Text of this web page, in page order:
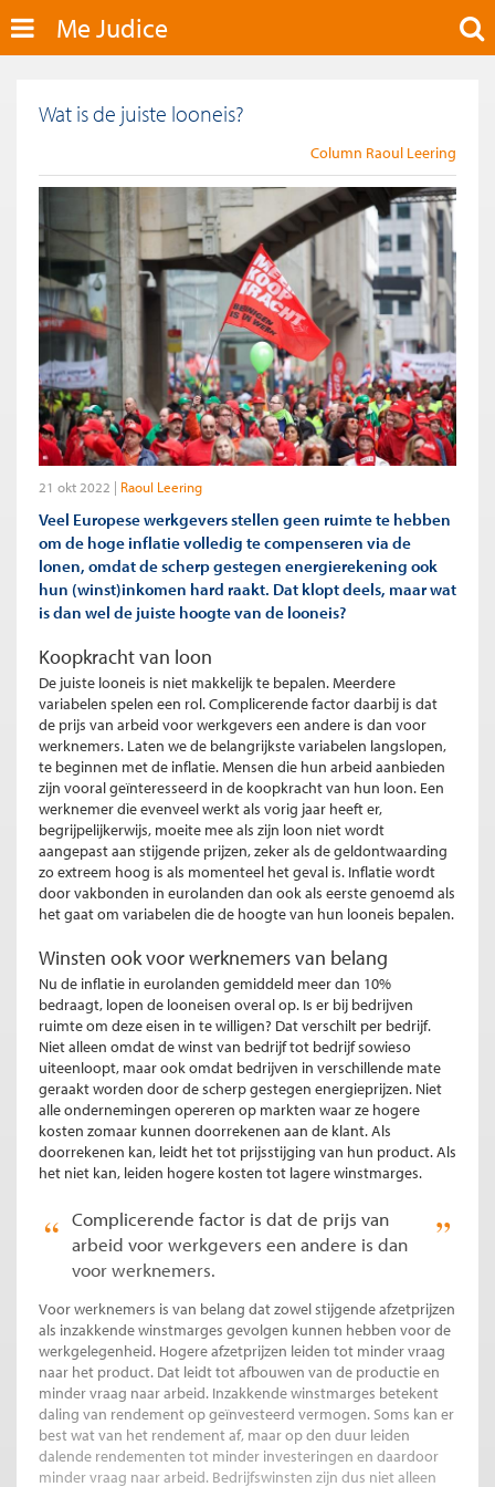
Me Judice
Wat is de juiste looneis?
Column Raoul Leering
21 okt 2022 Raoul Leering
Veel Europese werkgevers stellen geen ruimte te hebben
om de hoge inflatie volledig te compenseren via de
lonen, omdat de scherp gestegen energierekening ook
hun (winst)inkomen hard raakt. Dat klopt deels, maar wat
is dan wel de juiste hoogte van de looneis?
Koopkracht van loon
De juiste looneis is niet makkelijk te bepalen. Meerdere
variabelen spelen een rol. Complicerende factor daarbij is dat
de prijs van arbeid voor werkgevers een andere is dan voor
werknemers. Laten we de belangrijkste variabelen langslopen,
te beginnen met de inflatie. Mensen die hun arbeid aanbieden
zijn vooral geïnteresseerd in de koopkracht van hun loon. Een
werknemer die evenveel werkt als vorig jaar heeft er,
begrijpelijkerwijs, moeite mee als zijn loon niet wordt
aangepast aan stijgende prijzen, zeker als de geldontwaarding
zo extreem hoog is als momenteel het geval is. Inflatie wordt
door vakbonden in eurolanden dan ook als eerste genoemd als
het gaat om variabelen die de hoogte van hun looneis bepalen.
Winsten ook voor werknemers van belang
Nu de inflatie in eurolanden gemiddeld meer dan 10%
bedraagt, lopen de looneisen overal op. Is er bij bedrijven
ruimte om deze eisen in te willigen? Dat verschilt per bedrijf.
Niet alleen omdat de winst van bedrijf tot bedrijf sowieso
uiteenloopt, maar ook omdat bedrijven in verschillende mate
geraakt worden door de scherp gestegen energieprijzen. Niet
alle ondernemingen opereren op markten waar ze hogere
kosten zomaar kunnen doorrekenen aan de klant. Als
doorrekenen kan, leidt het tot prijsstijging van hun product. Als
het niet kan, leiden hogere kosten tot lagere winstmarges.
Complicerende factor is dat de prijs van
arbeid voor werkgevers een andere is dan
voor werknemers.
Voor werknemers is van belang dat zowel stijgende afzetprijzen
als inzakkende winstmarges gevolgen kunnen hebben voor de
werkgelegenheid. Hogere afzetprijzen leiden tot minder vraag
naar het product. Dat leidt tot afbouwen van de productie en
minder vraag naar arbeid. Inzakkende winstmarges betekent
daling van rendement op geïnvesteerd vermogen. Soms kan er
best wat van het rendement af, maar op den duur leiden
dalende rendementen tot minder investeringen en daardoor
minder vraag naar arbeid. Bedrijfswinsten zijn dus niet alleen